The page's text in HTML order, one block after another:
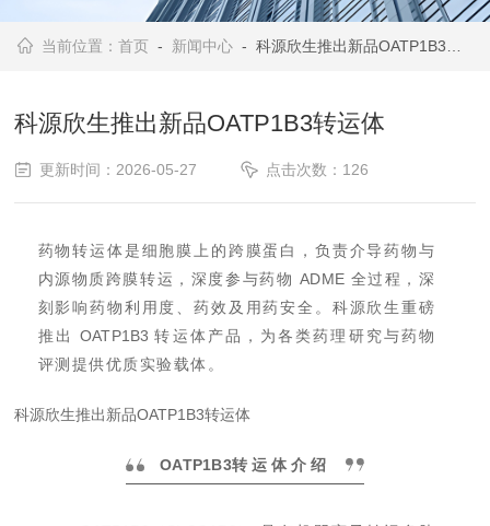
当前位置：首页 - 新闻中心 - 科源欣生推出新品OATP1B3转运体
科源欣生推出新品OATP1B3转运体
更新时间：2026-05-27 点击次数：126
药物转运体是细胞膜上的 跨膜蛋白
，负责介导药物与
内源物质跨膜转运，深度参与药物ADME 全过程，深
刻影响药物利用度、药效及用药安全。科源欣生重磅
推出 OATP1B3转运体产品，为各类药理研究与药物
评测提供优质实验载体。
科源欣生推出新品OATP1B3转运体
OATP1B3转运体介绍